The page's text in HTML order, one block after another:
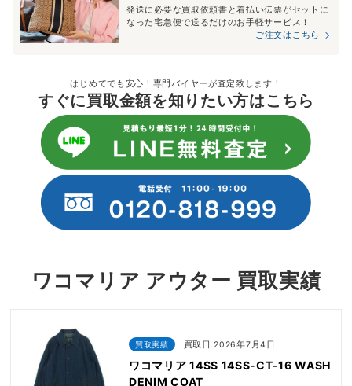
発送に必要な買取依頼書と着払い伝票がセットに
なった宅急便で送るだけのお手軽サービス！
ご注文はこちら
はじめてでも安心！専門バイヤーが査定致します！
すぐに買取金額を知りたい方はこちら
ワコマリア アウター 買取実績
買取実績 買取日 2026年7月4日
ワコマリア 14SS 14SS-CT-16 WASH
DENIM COAT